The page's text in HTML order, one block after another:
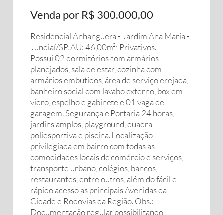
Venda por R$ 300.000,00
Residencial Anhanguera - Jardim Ana Maria -
Jundiaí/SP. AU: 46,00m²; Privativos.
Possui 02 dormitórios com armários
planejados, sala de estar, cozinha com
armários embutidos, área de serviço erejada,
banheiro social com lavabo externo, box em
vidro, espelho e gabinete e 01 vaga de
garagem. Segurança e Portaria 24 horas,
jardins amplos, playground, quadra
poliesportiva e piscina. Localização
privilegiada em bairro com todas as
comodidades locais de comércio e serviços,
transporte urbano, colégios, bancos,
restaurantes, entre outros, além do fácil e
rápido acesso as principais Avenidas da
Cidade e Rodovias da Região. Obs.:
Documentação regular possibilitando